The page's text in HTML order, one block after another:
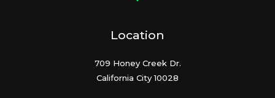
Location
709 Honey Creek Dr.
California City 10028